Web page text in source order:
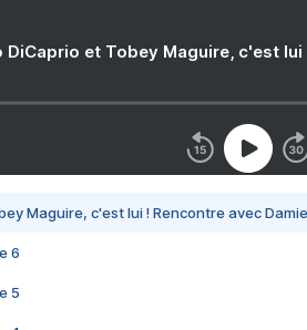
DiCaprio et Tobey Maguire, c'est
Maguire, c'est lui ! Rencontre avec
6
5